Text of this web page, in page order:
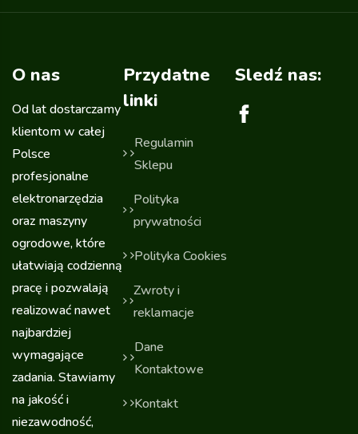
O nas
Od lat dostarczamy
klientom w całej
Polsce
profesjonalne
elektronarzędzia
oraz maszyny
ogrodowe, które
ułatwiają codzienną
pracę i pozwalają
realizować nawet
najbardziej
wymagające
zadania. Stawiamy
na jakość i
niezawodność,
Przydatne
linki
Regulamin
Sklepu
Polityka
prywatności
Polityka Cookies
Zwroty i
reklamacje
Dane
Kontaktowe
Kontakt
Sledź nas: